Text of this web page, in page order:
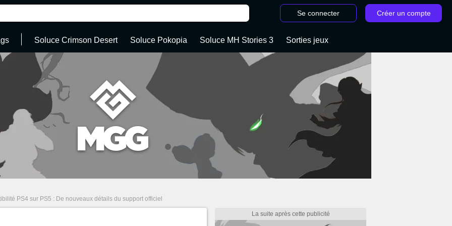
Se connecter Créer un compte
Soluce Crimson Desert Soluce Pokopia Soluce MH Stories 3 Sorties jeux
PS4 sur PS5 : De nouveaux détails du support officiel